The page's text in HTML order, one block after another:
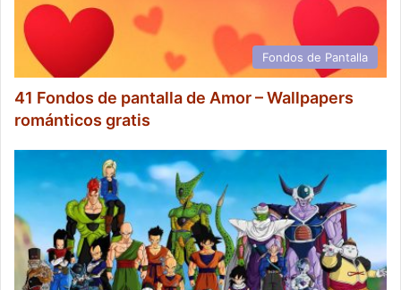
Fondos de Pantalla
41 Fondos de pantalla de Amor – Wallpapers
románticos gratis